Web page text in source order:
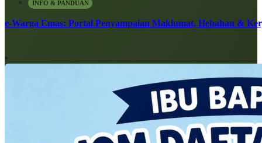
INFO & PANDUAN
e-Warga Emas: Portal Penyampaian Maklumat, Hebahan &